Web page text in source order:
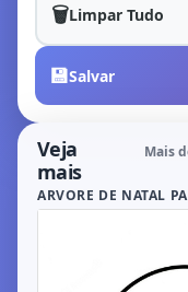
🗑️Limpar Tudo
💾Salvar
Veja
mais
Mais
ARVORE DE NATAL